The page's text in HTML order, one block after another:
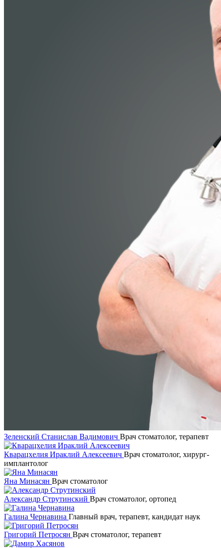
Зеленский Станислав Вадимович Врач стоматолог, терапевт
Кварацхелия Ираклий Алексеевич Врач стоматолог, хирург-
имплантолог
Яна Минасян Врач стоматолог
Александр Струтинский Врач стоматолог, ортопед
Галина Чернавина Главный врач, терапевт, кандидат наук
Григорий Петросян Врач стоматолог, терапевт